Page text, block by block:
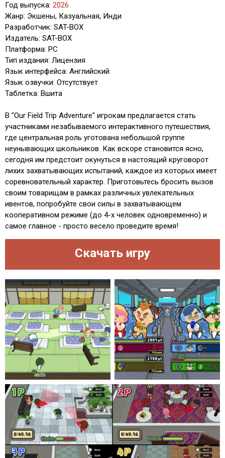
Год выпуска: 2026
Жанр: Экшены, Казуальная, Инди
Разработчик: SAT-BOX
Издатель: SAT-BOX
Платформа: PC
Тип издания: Лицензия
Язык интерфейса: Английский
Язык озвучки: Отсутствует
Таблетка: Вшита
В "Our Field Trip Adventure" игрокам предлагается стать
участниками незабываемого интерактивного путешествия,
где центральная роль уготована небольшой группе
неунывающих школьников. Как вскоре становится ясно,
сегодня им предстоит окунуться в настоящий круговорот
лихих захватывающих испытаний, каждое из которых имеет
соревновательный характер. Приготовьтесь бросить вызов
своим товарищам в рамках различных увлекательных
ивентов, попробуйте свои силы в захватывающем
кооперативном режиме (до 4-х человек одновременно) и
самое главное - просто весело проведите время!
Скачать игру